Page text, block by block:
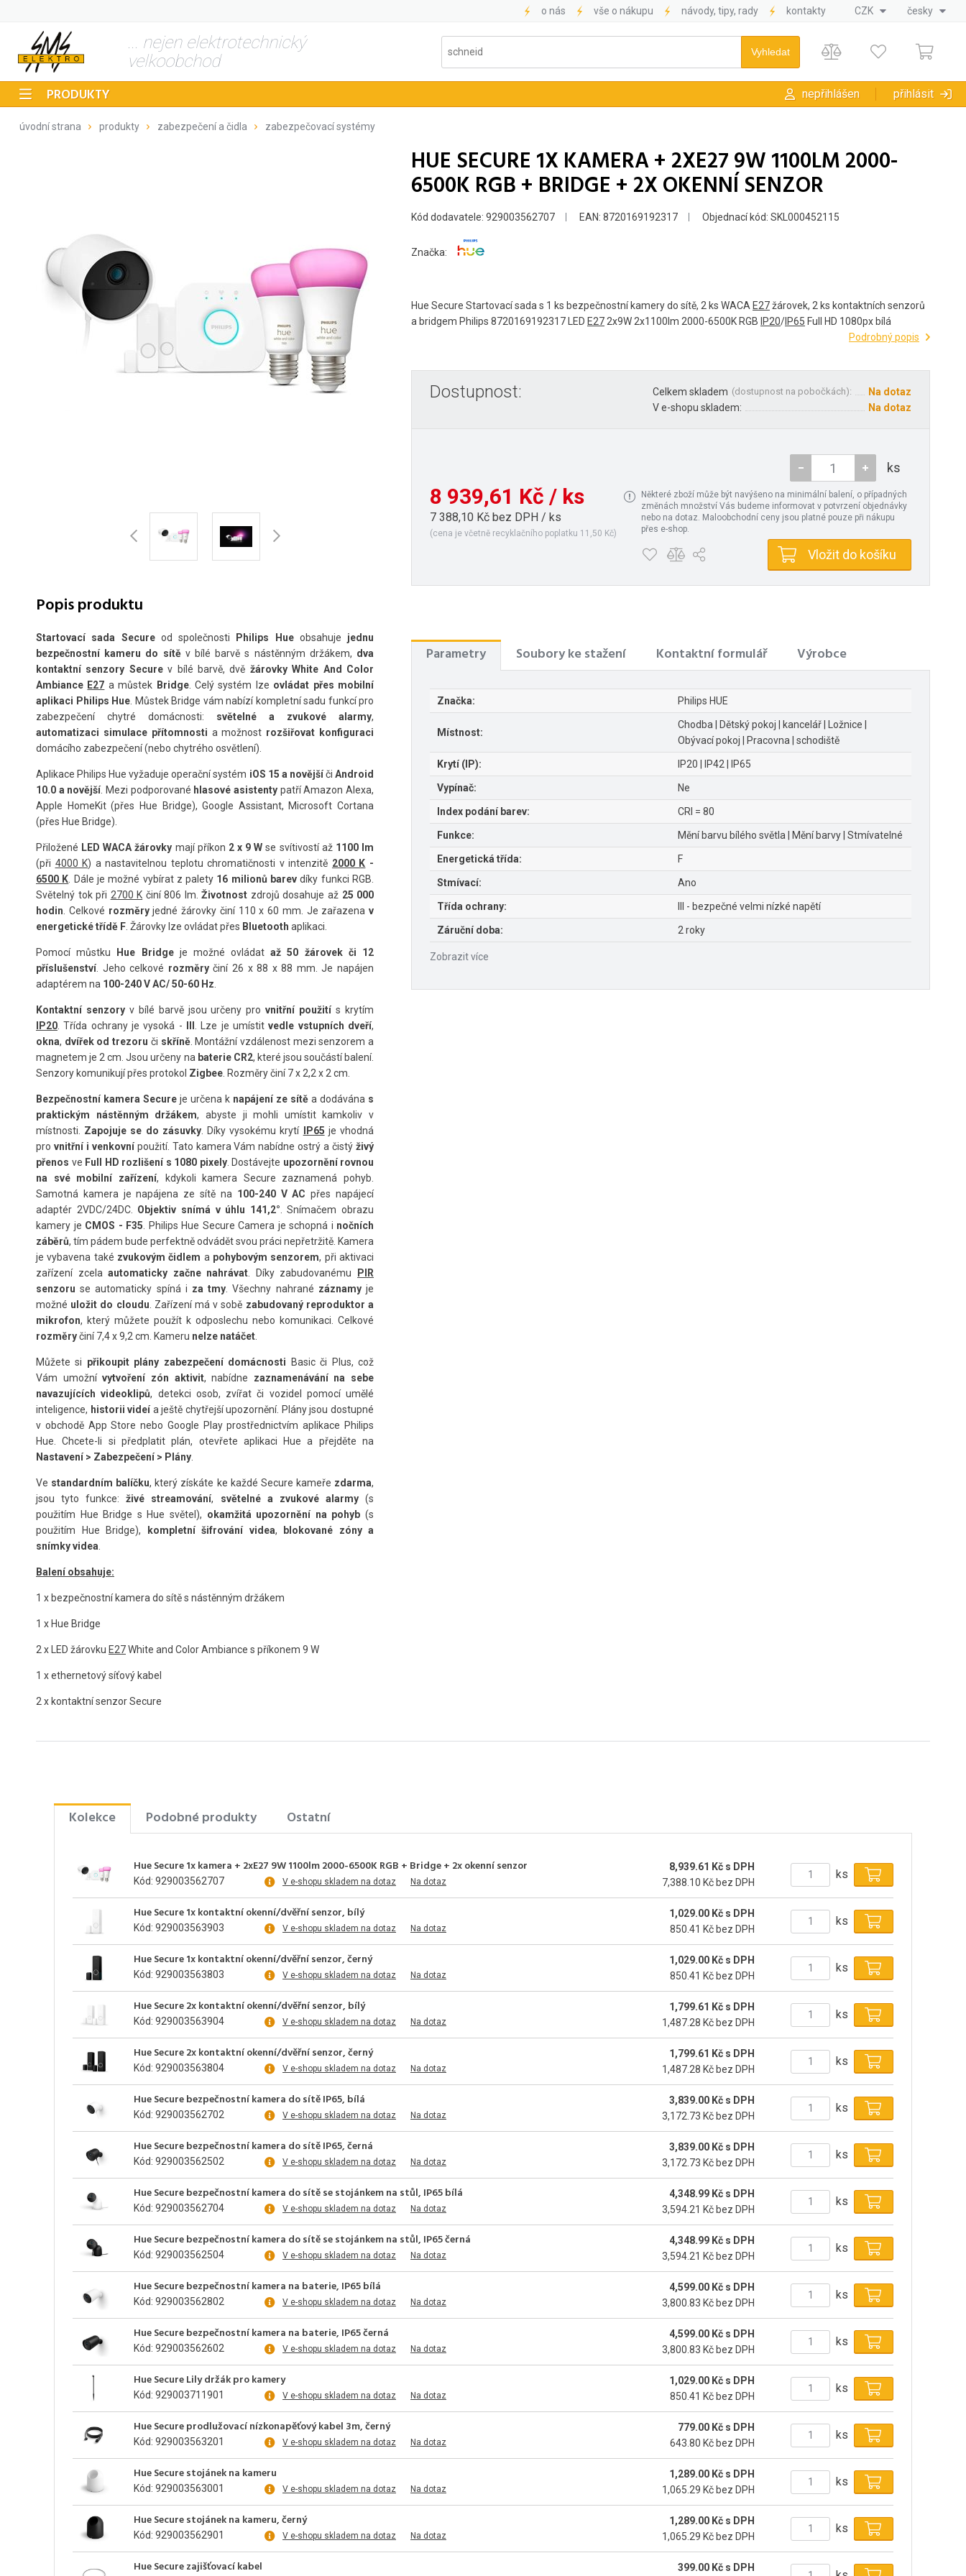
o nás vše o nákupu návody, tipy, rady kontakty CZK česky
... nejen elektrotechnický
velkoobchod
PRODUKTY nepřihlášen přihlásit
úvodní strana produkty zabezpečení a čidla zabezpečovací systémy
Popis produktu
Startovací sada Secureod společnosti Philips Hueobsahuje jednu
bezpečnostní kameru do sítěv bílé barvě s nástěnným držákem, dva
kontaktní senzory Securev bílé barvě, dvě žárovky White And Color
Ambiance E27 a můstek Bridge. Celý systém lze ovládat přes mobilní
aplikaci Philips Hue . Můstek Bridge vám nabízí kompletní sadu funkcí pro
zabezpečení chytré domácnosti: světelné a zvukové alarmy,
automatizaci simulace přítomnosti a možnost rozšiřovat konfiguraci
domácího zabezpečení (nebo chytrého osvětlení).
Aplikace Philips Hue vyžaduje operační systém iOS 15 a novějšíčiAndroid
10.0 a novější. Mezi podporované hlasové asistenty patří Amazon Alexa,
Apple HomeKit (přes Hue Bridge), Google Assistant, Microsoft Cortana
(přes Hue Bridge).
Přiložené LED WACA žárovky mají příkon 2 x 9 W se svítivostí až 1100 lm
(při 4000 K) a nastavitelnou teplotu chromatičnosti v intenzitě 2000 K -
6500 K . Dále je možné vybírat z palety 16 milionů barev díky funkci RGB.
Světelný tok při 2700 K činí 806 lm.Životnost zdrojů dosahuje až 25 000
hodin . Celkové rozměryjedné žárovky činí 110 x 60 mm. Je zařazena v
energetické třídě F . Žárovky lze ovládat přes Bluetooth aplikaci.
Pomocí můstku Hue Bridgeje možné ovládataž 50 žárovek či 12
příslušenství. Jeho celkové rozměryčiní 26 x 88 x 88 mm. Je napájen
adaptérem na 100-240 V AC/ 50-60 Hz
Kontaktní senzoryv bílé barvě jsou určeny provnitřní použitís krytím
IP20 . Třída ochrany je vysoká - . Lze je umístitvedle vstupních dveří,
okna, dvířek od trezoru či skříně. Montážní vzdálenost mezi senzorem a
magnetem je 2 cm. Jsou určeny na baterie CR2, které jsou součástí balení.
Senzory komunikují přes protokol Zigbee . Rozměry činí 7 x 2,2 x 2 cm.
Bezpečnostní kamera Secure je určena k napájení ze sítě a dodávána s
praktickým nástěnným držákem, abyste ji mohli umístit kamkoliv v
místnosti. Zapojuje se do zásuvky. Díky vysokému krytí IP65 je vhodná
pro vnitřní i venkovnípoužití. Tato kamera Vám nabídne ostrý a čistýživý
přenos ve Full HD rozlišení s 1080 pixely. Dostávejte upozornění rovnou
na své mobilní zařízení, kdykoli kamera Secure zaznamená pohyb.
Samotná kamera je napájena ze sítě na 100-240 V ACpřes napájecí
adaptér 2VDC/24DC. Objektiv snímá v úhlu 141,2° . Snímačem obrazu
kamery je CMOS - F35 . Philips Hue Secure Camera je schopná i nočních
záběrů, tím pádem bude perfektně odvádět svou práci nepřetržitě. Kamera
je vybavena také zvukovým čidlem a pohybovým senzorem, při aktivaci
zařízení zcelaautomaticky začne nahrávat . Díky zabudovanému
PIR
senzoru se automaticky spíná i za tmy . Všechny nahrané záznamyje
možné uložit do cloudu . Zařízení má v sobě zabudovaný reproduktor a
mikrofon, který můžete použít k odposlechu nebo komunikaci. Celkové
rozměryčiní 7,4 x 9,2 cm. Kameru nelze natáčet
Můžete si přikoupit plány zabezpečení domácnosti Basic či Plus, což
Vám umožnívytvoření zón aktivit, nabídne zaznamenávání na sebe
navazujících videoklipů, detekci osob, zvířat či vozidel pomocí umělé
inteligence, historii videía ještě chytřejší upozornění. Plány jsou dostupné
v obchodě App Store nebo Google Play prostřednictvím aplikace Philips
Hue. Chcete-li si předplatit plán, otevřete aplikaci Hue a přejděte na
Nastavení > Zabezpečení > Plány
Ve standardním balíčku, který získáte ke každé Secure kameře zdarma,
jsou tyto funkce:živé streamování, světelné a zvukové alarmy(s
použitím Hue Bridge s Hue světel), okamžitá upozornění na pohyb (s
použitím Hue Bridge),
kompletní šifrování videa,
blokované zóny a
snímky videa
Balení obsahuje:
1 x bezpečnostní kamera do sítě s nástěnným držákem
1 x Hue Bridge
2 x LED žárovku E27White and Color Ambiance s příkonem 9 W
1 x ethernetový síťový kabel
2 x kontaktní senzor Secure
HUE SECURE 1X KAMERA + 2XE27 9W 1100LM 2000-
6500K RGB + BRIDGE + 2X OKENNÍ SENZOR
Kód dodavatele: 929003562707 EAN: 8720169192317 Objednací kód: SKL000452115
Značka:
Hue Secure Startovací sada s 1 ks bezpečnostní kamery do sítě, 2 ks WACA E27žárovek, 2 ks kontaktních senzorů
a bridgem Philips 8720169192317 LED E27 2x9W 2x1100lm 2000-6500K RGB IP20/ IP65 Full HD 1080px bílá
Podrobný popis
Dostupnost: Celkem skladem (dostupnost na pobočkách):
Na dotaz
V e-shopu skladem:
Na dotaz
8 939,61 Kč / ks
7 388,10 Kč bez DPH / ks
(cena je včetně recyklačního poplatku 11,50 Kč)
ks
Některé zboží může být navýšeno na minimální balení, o případných
změnách množství Vás budeme informovat v potvrzení objednávky
nebo na dotaz. Maloobchodní ceny jsou platné pouze při nákupu
přes e-shop.
Vložit do košíku
Parametry Soubory ke stažení Kontaktní formulář Výrobce
Značka: Philips HUE
Místnost:
Chodba | Dětský pokoj | kancelář | Ložnice |
Obývací pokoj | Pracovna | schodiště
Krytí (IP): IP20 | IP42 | IP65
Vypínač: Ne
Index podání barev: CRI = 80
Funkce: Mění barvu bílého světla | Mění barvy | Stmívatelné
Energetická třída: F
Stmívací: Ano
Třída ochrany: III - bezpečné velmi nízké napětí
Záruční doba: 2 roky
Zobrazit více
Kolekce Podobné produkty Ostatní
Hue Secure 1x kamera + 2xE27 9W 1100lm 2000-6500K RGB + Bridge + 2x okenní senzor
Kód: 929003562707 V e-shopu skladem na dotaz Na dotaz
8,939.61 Kč s DPH
7,388.10 Kč bez DPH
ks
Hue Secure 1x kontaktní okenní/dvěřní senzor, bílý
Kód: 929003563903 V e-shopu skladem na dotaz Na dotaz
1,029.00 Kč s DPH
850.41 Kč bez DPH
ks
Hue Secure 1x kontaktní okenní/dvěřní senzor, černý
Kód: 929003563803 V e-shopu skladem na dotaz Na dotaz
1,029.00 Kč s DPH
850.41 Kč bez DPH
ks
Hue Secure 2x kontaktní okenní/dvěřní senzor, bílý
Kód: 929003563904 V e-shopu skladem na dotaz Na dotaz
1,799.61 Kč s DPH
1,487.28 Kč bez DPH
ks
Hue Secure 2x kontaktní okenní/dvěřní senzor, černý
Kód: 929003563804 V e-shopu skladem na dotaz Na dotaz
1,799.61 Kč s DPH
1,487.28 Kč bez DPH
ks
Hue Secure bezpečnostní kamera do sítě IP65, bílá
Kód: 929003562702 V e-shopu skladem na dotaz Na dotaz
3,839.00 Kč s DPH
3,172.73 Kč bez DPH
ks
Hue Secure bezpečnostní kamera do sítě IP65, černá
Kód: 929003562502 V e-shopu skladem na dotaz Na dotaz
3,839.00 Kč s DPH
3,172.73 Kč bez DPH
ks
Hue Secure bezpečnostní kamera do sítě se stojánkem na stůl, IP65 bílá
Kód: 929003562704 V e-shopu skladem na dotaz Na dotaz
4,348.99 Kč s DPH
3,594.21 Kč bez DPH
ks
Hue Secure bezpečnostní kamera do sítě se stojánkem na stůl, IP65 černá
Kód: 929003562504 V e-shopu skladem na dotaz Na dotaz
4,348.99 Kč s DPH
3,594.21 Kč bez DPH
ks
Hue Secure bezpečnostní kamera na baterie, IP65 bílá
Kód: 929003562802 V e-shopu skladem na dotaz Na dotaz
4,599.00 Kč s DPH
3,800.83 Kč bez DPH
ks
Hue Secure bezpečnostní kamera na baterie, IP65 černá
Kód: 929003562602 V e-shopu skladem na dotaz Na dotaz
4,599.00 Kč s DPH
3,800.83 Kč bez DPH
ks
Hue Secure Lily držák pro kamery
Kód: 929003711901 V e-shopu skladem na dotaz Na dotaz
1,029.00 Kč s DPH
850.41 Kč bez DPH
ks
Hue Secure prodlužovací nízkonapěťový kabel 3m, černý
Kód: 929003563201 V e-shopu skladem na dotaz Na dotaz
779.00 Kč s DPH
643.80 Kč bez DPH
ks
Hue Secure stojánek na kameru
Kód: 929003563001 V e-shopu skladem na dotaz Na dotaz
1,289.00 Kč s DPH
1,065.29 Kč bez DPH
ks
Hue Secure stojánek na kameru, černý
Kód: 929003562901 V e-shopu skladem na dotaz Na dotaz
1,289.00 Kč s DPH
1,065.29 Kč bez DPH
ks
Hue Secure zajišťovací kabel 399.00 Kč s DPH